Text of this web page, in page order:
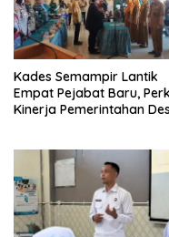
Kades Semampir Lantik
Empat Pejabat Baru,
Kinerja Pemerintahan